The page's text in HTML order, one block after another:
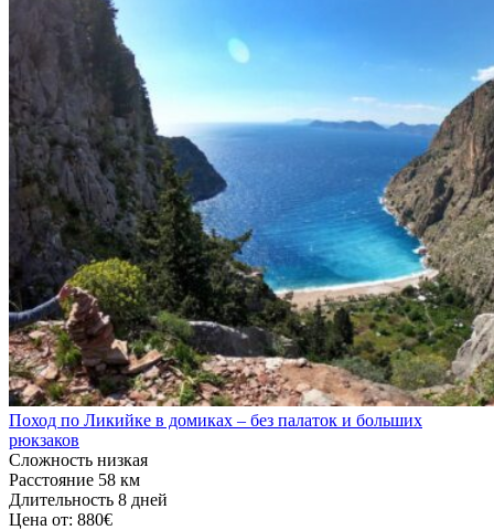
Поход по Ликийке в домиках – без палаток и больших
рюкзаков
Сложность низкая
Расстояние 58 км
Длительность 8 дней
Цена от: 880€